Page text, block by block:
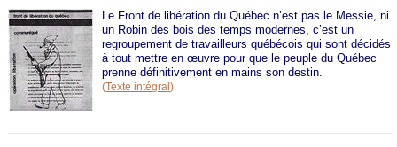
Le Front de libération du Québec n’est pas le Messie, ni
un Robin des bois des temps modernes, c’est un
regroupement de travailleurs québécois qui sont décidés
à tout mettre en œuvre pour que le peuple du Québec
prenne définitivement en mains son destin.
(Texte intégral)